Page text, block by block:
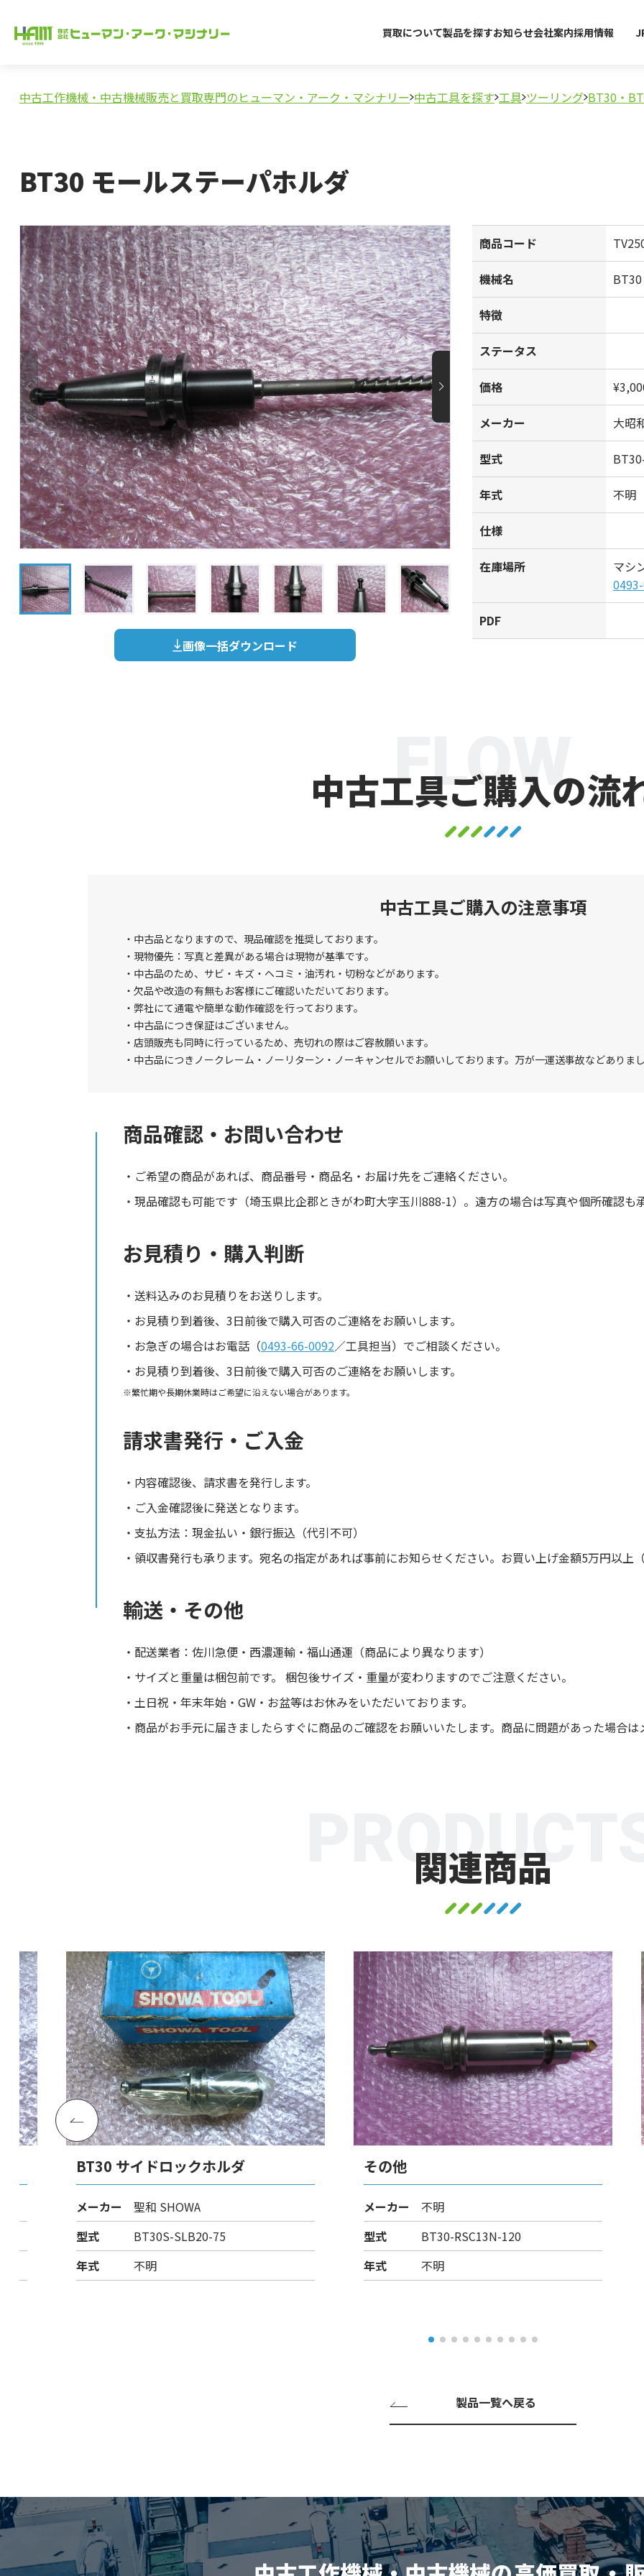
買取について製品を探すお知らせ会社案内採用情報
中古工作機械・中古機械販売と買取専門のヒューマン・アーク・マシナリー 中古工具を探す 工具 ツーリング BT30・
BT30 モールステーパホルダ
画像一括ダウンロード
商品コード
機械名
特徴
ステータス
価格
メーカー 大昭
型式
年式 不明
仕様
在庫場所
マシ
PDF
中古工具ご購入の流
FLOW
中古工具ご購入の注意事項
中古品となりますので、現品確認を推奨しております。
現物優先：写真と差異がある場合は現物が基準です。
中古品のため、サビ・キズ・ヘコミ・油汚れ・切粉などがあります。
欠品や改造の有無もお客様にご確認いただいております。
弊社にて通電や簡単な動作確認を行っております。
中古品につき保証はございません。
店頭販売も同時に行っているため、売切れの際はご容赦願います。
中古品につきノークレーム・ノーリターン・ノーキャンセルでお願いしております。万が一運送事故などありま
商品確認・お問い合わせ
ご希望の商品があれば、商品番号・商品名・お届け先をご連絡ください。
現品確認も可能です（埼玉県比企郡ときがわ町大字玉川888-1）。遠方の場合は写真や個所確認も
お見積り・購入判断
送料込みのお見積りをお送りします。
お見積り到着後、3日前後で購入可否のご連絡をお願いします。
お急ぎの場合はお電話（0493-66-0092／工具担当）でご相談ください。
お見積り到着後、3日前後で購入可否のご連絡をお願いします。
繁忙期や長期休業時はご希望に沿えない場合があります。
請求書発行・ご入金
内容確認後、請求書を発行します。
ご入金確認後に発送となります。
支払方法：現金払い・銀行振込（代引不可）
領収書発行も承ります。宛名の指定があれば事前にお知らせください。お買い上げ金額5万円以上
輸送・その他
配送業者：佐川急便・西濃運輸・福山通運（商品により異なります）
サイズと重量は梱包前です。 梱包後サイズ・重量が変わりますのでご注意ください。
土日祝・年末年始・GW・お盆等はお休みをいただいております。
商品がお手元に届きましたらすぐに商品のご確認をお願いいたします。商品に問題があった場合
関連商品
BT30 サイドロックホルダ
メーカー
聖和 SHOWA
型式
BT30S-SLB20-75
年式
不明
その他
メーカー
不明
型式
BT30-RSC13N-120
年式
不明
製品一覧へ戻る